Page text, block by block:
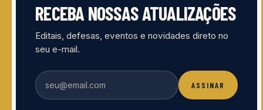
RECEBA NOSSAS ATUALIZAÇÕES
Editais, defesas, eventos e novidades direto no
seu e-mail.
ASSINAR